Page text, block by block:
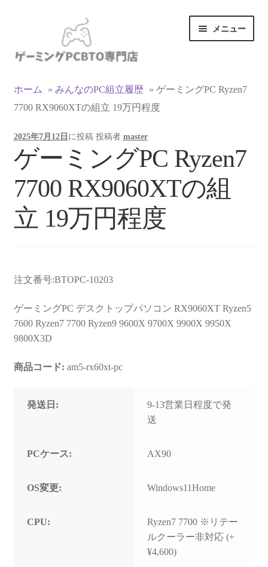
ゲ
ョ
ン
ス
キ
ッ
プ
テ
へ
ス
ッ
プ
メニュー
マイアカウント
支払い
お買い物カゴ
お買い物ガイド
ご使用時にあたって
ホーム » みんなのPC組立履歴 » ゲーミングPC Ryzen7
7700 RX9060XTの組立 19万円程度
2025年7月12日 に投稿 投稿者 master
ゲーミングPC Ryzen7
7700 RX9060XTの組
立 19万円程度
注文番号:BTOPC-10203
ゲーミングPC デスクトップパソコン RX9060XT Ryzen5
7600 Ryzen7 7700 Ryzen9 9600X 9700X 9900X 9950X
9800X3D
商品コード: am5-rx60xt-pc
発送日:
9-13営業日程度で発
送
PCケース: AX90
OS変更: Windows11Home
CPU:
Ryzen7 7700 ※リテー
ルクーラー非対応 (+
¥4,600)